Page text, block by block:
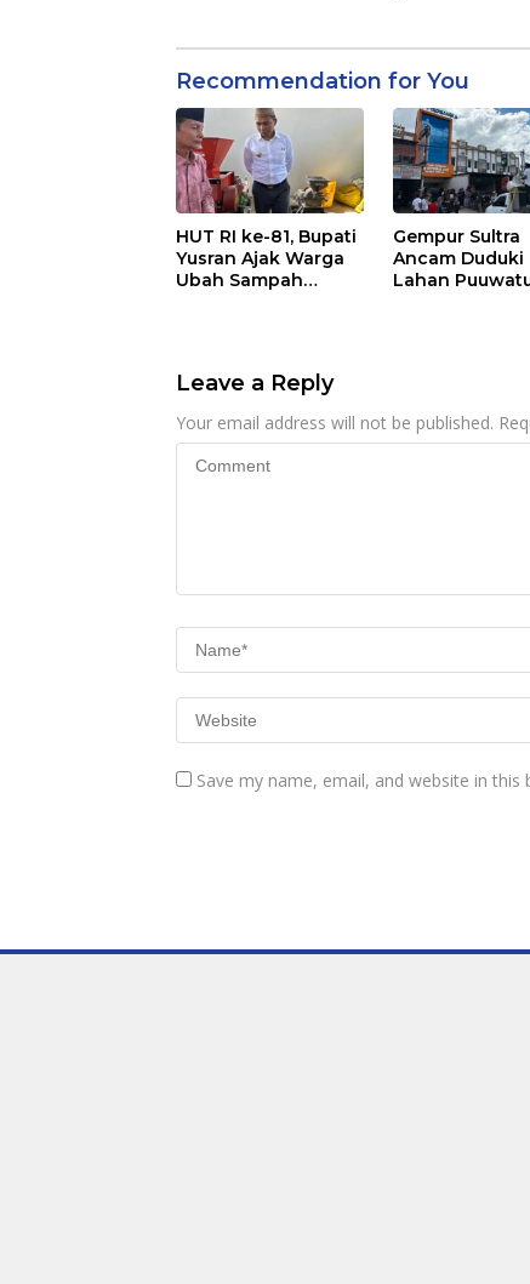
Recommendation for You
HUT RI ke-81, Bupati
Yusran Ajak Warga
Ubah Sampah
Gempur Sultra
Ancam Duduki
Lahan
Leave a Reply
Your email address will not be published.
Save my name, email, and website in